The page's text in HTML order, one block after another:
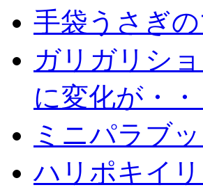
手袋うさぎ
ガリガリシ
に変化が・・
ミニパラブ
ハリポキイ